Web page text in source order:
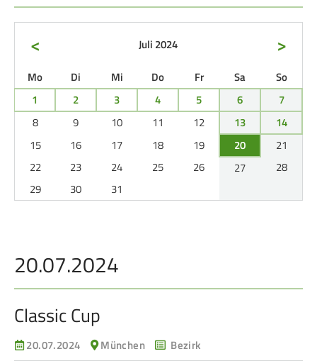
< Juli 2024 >
Montag Di MittwochDonnerstag
Freitag Samstag Sonntag
1
2 3 4 5 6
7
8
9 10 11 12 13
14
15
16 17 18 19 20
21
22
23 24 25 26 27
28
29
30 31
20.07.2024
Classic Cup
20.07.2024 München Bezirk
Bezirk Schwaben
Präsidium
Referenten
Ehrungen
Service
Bezirksschützen­tag
Böllerschützen
Schützen­­museum
SPORT
Bogen
Senioren-Auflage
Kader
RWK
Lichtgewehre